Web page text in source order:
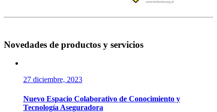
Novedades de productos y servicios
27 diciembre, 2023
Nuevo Espacio Colaborativo de Conocimiento y
Tecnología Aseguradora